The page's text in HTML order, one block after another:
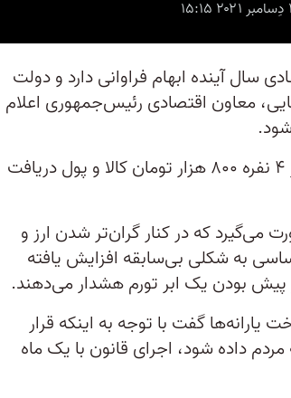
سال آینده ابهام فراوانی دارد و دولت
معاون اقتصادی رئیس‌جمهوری اعلام
به این ترتیب، به گفته رضایی، هر خانوار ۴ نفره ۸۰۰ هزار تومان کالا و پول دریافت
می‌گیرد که در کنار گران‌تر شدن ارز و
به شکلی بی‌سابقه افزایش یافته
بودن یک ابر تورم هشدار می‌دهند.
یارانه‌ها گفت با توجه به اینکه قرار
داده شود، اجرای قانون با یک ماه